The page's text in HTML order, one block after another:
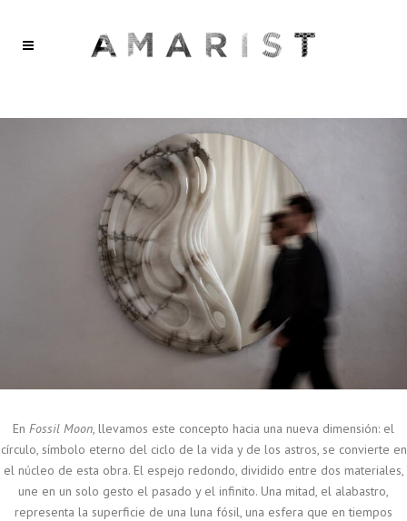
En Fossil Moon, llevamos este concepto hacia una nueva dimensión: el
círculo, símbolo eterno del ciclo de la vida y de los astros, se convierte en
el núcleo de esta obra. El espejo redondo, dividido entre dos materiales,
une en un solo gesto el pasado y el infinito. Una mitad, el alabastro,
representa la superficie de una luna fósil, una esfera que en tiempos